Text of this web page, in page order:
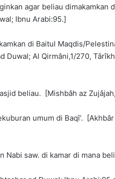
agar beliau dimakamkan
Ibnu Arabi:95.]
di Baitul Maqdis/
Duwal; Al Qirmâni,1/270,
beliau. [Mishbâh az
umum di Baqî’.
saw. di kamar di mana